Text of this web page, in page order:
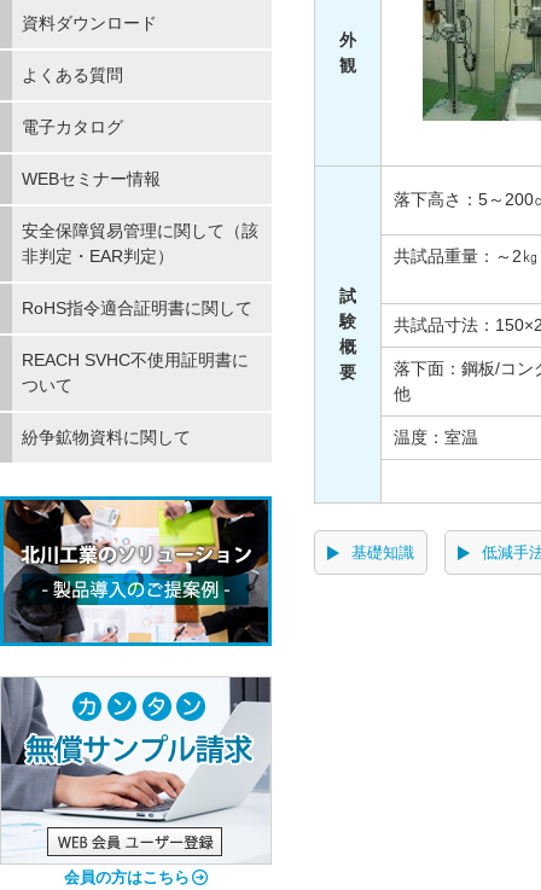
外
観
試
験
概
要
落下高さ：5～200
共試品重量：～2㎏
共試品寸法：
落下面：鋼板/コン
他
温度：室温
基礎知識 低減手
資料ダウンロード
よくある質問
電子カタログ
WEBセミナー情報
安全保障貿易管理に関して（該
非判定・EAR判定）
RoHS指令適合証明書に関して
REACH SVHC不使用証明書に
ついて
紛争鉱物資料に関して
会員の方はこちら